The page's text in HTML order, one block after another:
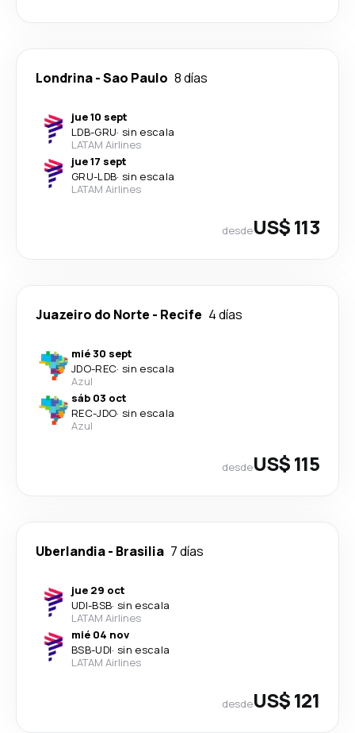
Londrina-Sao Paulo 8 días
jue 10 sept
LDB-GRU· sin escala
LATAM Airlines
jue 17 sept
GRU-LDB· sin escala
LATAM Airlines
desdeUS$ 113
Juazeiro do Norte - Recife 4 días
mié 30 sept
JDO-REC· sin escala
Azul
sáb 03 oct
REC-JDO· sin escala
Azul
desdeUS$ 115
Uberlandia- Brasilia 7 días
jue 29 oct
UDI-BSB· sin escala
LATAM Airlines
mié 04 nov
BSB-UDI· sin escala
LATAM Airlines
desdeUS$ 121